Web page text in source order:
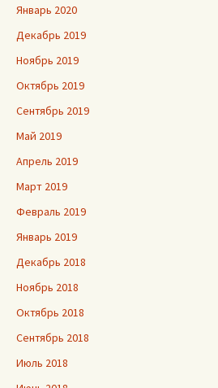
Январь 2020
Декабрь 2019
Ноябрь 2019
Октябрь 2019
Сентябрь 2019
Май 2019
Апрель 2019
Март 2019
Февраль 2019
Январь 2019
Декабрь 2018
Ноябрь 2018
Октябрь 2018
Сентябрь 2018
Июль 2018